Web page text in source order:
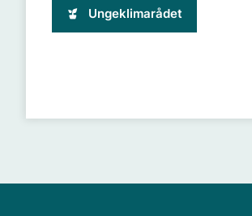
Ungeklimarådet